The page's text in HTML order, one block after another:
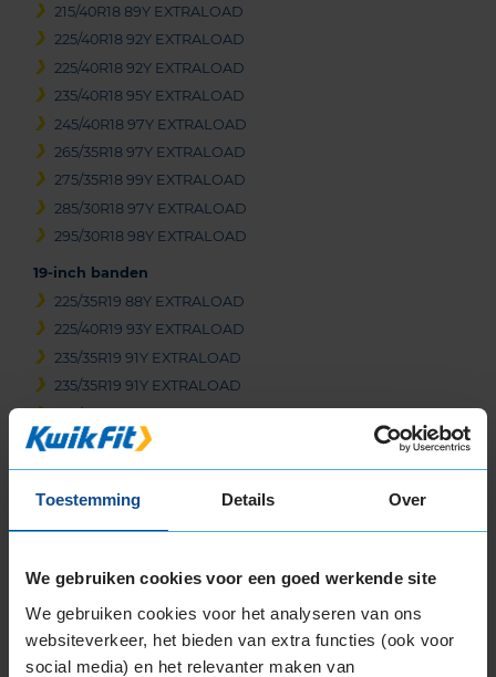
Toestemming Details Over
We gebruiken cookies voor een goed werkende site
We gebruiken cookies voor het analyseren van ons
websiteverkeer, het bieden van extra functies (ook voor
social media) en het relevanter maken van
215/40R18 89Y EXTRALOAD
225/40R18 92Y EXTRALOAD
225/40R18 92Y EXTRALOAD
235/40R18 95Y EXTRALOAD
245/40R18 97Y EXTRALOAD
265/35R18 97Y EXTRALOAD
275/35R18 99Y EXTRALOAD
285/30R18 97Y EXTRALOAD
295/30R18 98Y EXTRALOAD
19-inch banden
225/35R19 88Y EXTRALOAD
225/40R19 93Y EXTRALOAD
235/35R19 91Y EXTRALOAD
235/35R19 91Y EXTRALOAD
235/35R19 91Y EXTRALOAD
235/40R19 96Y EXTRALOAD
235/40R19 96Y EXTRALOAD
245/35R19 93Y EXTRALOAD
245/35R19 93Y EXTRALOAD
245/35R19 93Y EXTRALOAD
245/40R19 98Y EXTRALOAD
255/30R19 91Y EXTRALOAD
255/35R19 96Y EXTRALOAD